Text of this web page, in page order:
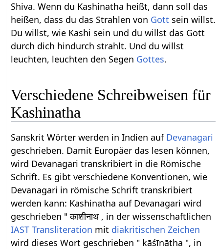
Shiva. Wenn du Kashinatha heißt, dann soll das
heißen, dass du das Strahlen von Gott sein willst.
Du willst, wie Kashi sein und du willst das Gott
durch dich hindurch strahlt. Und du willst
leuchten, leuchten den Segen Gottes.
Verschiedene Schreibweisen für
Kashinatha
Sanskrit Wörter werden in Indien auf Devanagari
geschrieben. Damit Europäer das lesen können,
wird Devanagari transkribiert in die Römische
Schrift. Es gibt verschiedene Konventionen, wie
Devanagari in römische Schrift transkribiert
werden kann: Kashinatha auf Devanagari wird
geschrieben " काशीनाथ , in der wissenschaftlichen
IAST Transliteration mit diakritischen Zeichen
wird dieses Wort geschrieben " kāśīnātha ", in